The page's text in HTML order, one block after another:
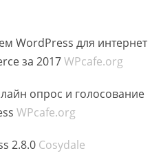
WordPress для интернет
за 2017WPcafe.org
опрос и голосование
WPcafe.org
2.8.0 Cosydale